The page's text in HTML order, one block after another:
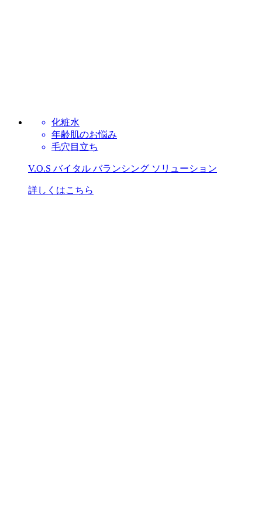
化粧水
年齢肌のお悩み
毛穴目立ち
V.O.S バイタル バランシング ソリューション
詳しくはこちら